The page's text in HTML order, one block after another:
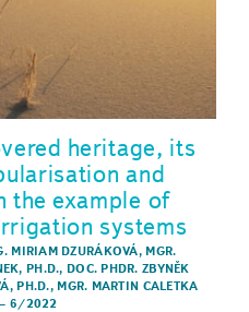
heritage, its
and
the example of
systems
MIRIAM DZURÁKOVÁ, MGR.
PH.D., DOC. PHDR. ZBYNĚK
PH.D., MGR. MARTIN CALETKA
6/2022